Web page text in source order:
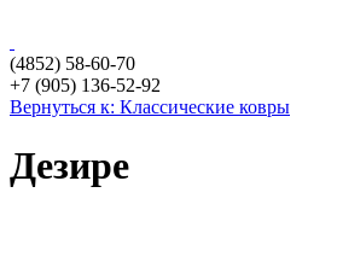
(4852) 58-60-70
+7 (905) 136-52-92
Вернуться к: Классические ковры
Дезире